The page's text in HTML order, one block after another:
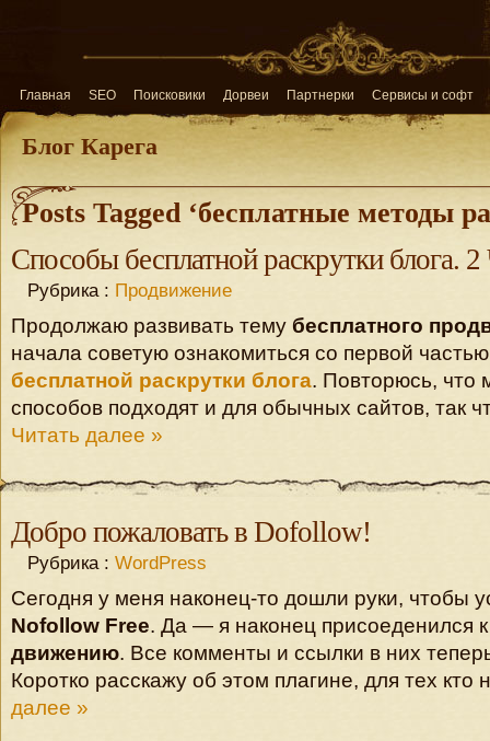
Главная SEO Поисковики Дорвеи Партнерки Сервисы и софт
Блог Карега
Posts Tagged ‘бесплатные методы
Способы бесплатной раскрутки блога. 2
Рубрика : Продвижение
Продолжаю развивать тему бесплатного
начала советую ознакомиться со первой
бесплатной раскрутки блога. Повторюсь, что
способов подходят и для обычных сайтов, так
Читать далее »
Добро пожаловать в Dofollow!
Рубрика : WordPress
Сегодня у меня наконец-то дошли руки, чтобы
Nofollow Free. Да — я наконец присоеденился
движению. Все комменты и ссылки в них
Коротко расскажу об этом плагине, для тех кто
далее »